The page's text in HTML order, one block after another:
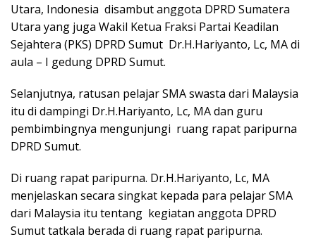
Utara, Indonesia disambut anggota DPRD Sumatera
Utara yang juga Wakil Ketua Fraksi Partai Keadilan
Sejahtera (PKS) DPRD Sumut Dr.H.Hariyanto, Lc, MA di
aula – I gedung DPRD Sumut.
Selanjutnya, ratusan pelajar SMA swasta dari Malaysia
itu di dampingi Dr.H.Hariyanto, Lc, MA dan guru
pembimbingnya mengunjungi ruang rapat paripurna
DPRD Sumut.
Di ruang rapat paripurna. Dr.H.Hariyanto, Lc, MA
menjelaskan secara singkat kepada para pelajar SMA
dari Malaysia itu tentang kegiatan anggota DPRD
Sumut tatkala berada di ruang rapat paripurna.